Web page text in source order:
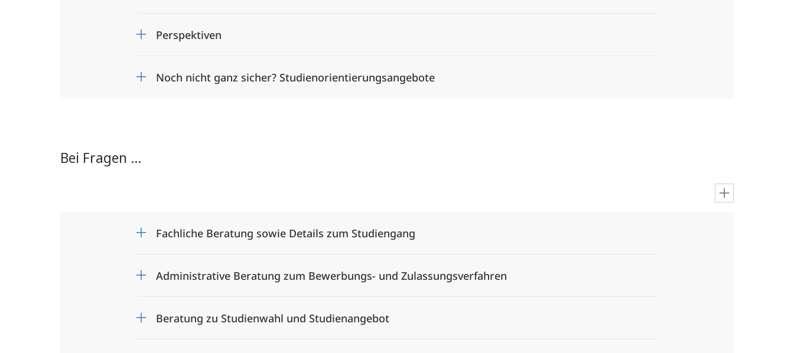
Perspektiven
Noch nicht ganz sicher? Studienorientierungsangebote
Bei Fragen ...
Fachliche Beratung sowie Details zum Studiengang
Administrative Beratung zum Bewerbungs- und Zulassungsverfahren
Beratung zu Studienwahl und Studienangebot